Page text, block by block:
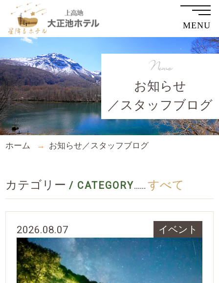
MENU
お知らせ
／スタッフブログ
News
ホーム お知らせ／スタッフブログ
カテゴリー / CATEGORY...... すべて
2026.08.07 イベント